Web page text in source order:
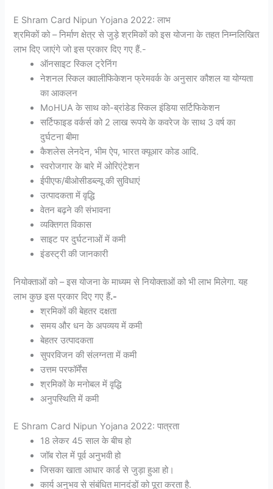
E Shram Card Nipun Yojana 2022: लाभ
श्रमिकों को – निर्माण क्षेत्र से जुड़े श्रमिकों को इस योजना के तहत निम्नलिखित
लाभ दिए जाएंगे जो इस प्रकार दिए गए हैं.-
ऑनसाइट स्किल ट्रेनिंग
नेशनल स्किल क्वालीफिकेशन फ्रेमवर्क के अनुसार कौशल या योग्यता
का आकलन
MoHUA के साथ को-ब्रांडेड स्किल इंडिया सर्टिफिकेशन
सर्टिफाइड वर्कर्स को 2 लाख रूपये के कवरेज के साथ 3 वर्ष का
दुर्घटना बीमा
कैशलेस लेनदेन, भीम ऐप, भारत क्यूआर कोड आदि.
स्वरोजगार के बारे में ओरिएंटेशन
ईपीएफ/बीओसीडब्ल्यू की सुविधाएं
उत्पादकता में वृद्धि
वेतन बढ़ने की संभावना
व्यक्तिगत विकास
साइट पर दुर्घटनाओं में कमी
इंडस्‍ट्री की जानकारी
नियोक्ताओं को – इस योजना के माध्यम से नियोक्ताओं को भी लाभ मिलेगा. यह
लाभ कुछ इस प्रकार दिए गए हैं.-
श्रमिकों की बेहतर दक्षता
समय और धन के अपव्यय में कमी
बेहतर उत्पादकता
सुपरविजन की संलग्‍नता में कमी
उत्तम परफॉर्मेंस
श्रमिकों के मनोबल में वृद्धि
अनुपस्थिति में कमी
E Shram Card Nipun Yojana 2022: पात्रता
18 लेकर 45 साल के बीच हो
जॉब रोल में पूर्व अनुभवी हो
जिसका खाता आधार कार्ड से जुड़ा हुआ हो।
कार्य अनुभव से संबंधित मानदंडों को पूरा करता है.